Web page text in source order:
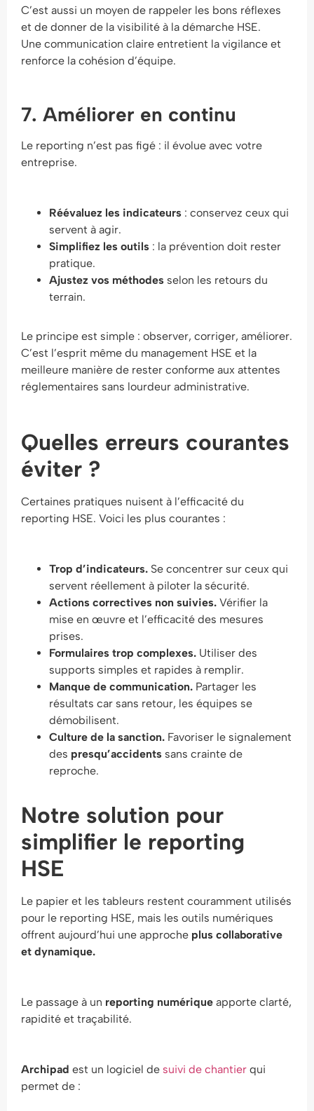
C’est aussi un moyen de rappeler les bons réflexes
et de donner de la visibilité à la démarche HSE.
Une communication claire entretient la vigilance et
renforce la cohésion d’équipe.
7. Améliorer en continu
Le reporting n’est pas figé : il évolue avec votre
entreprise.
Réévaluez les indicateurs : conservez ceux qui
servent à agir.
Simplifiez les outils : la prévention doit rester
pratique.
Ajustez vos méthodes selon les retours du
terrain.
Le principe est simple : observer, corriger, améliorer.
C’est l’esprit même du management HSE et la
meilleure manière de rester conforme aux attentes
réglementaires sans lourdeur administrative.
Quelles erreurs courantes
éviter ?
Certaines pratiques nuisent à l’efficacité du
reporting HSE. Voici les plus courantes :
Trop d’indicateurs. Se concentrer sur ceux qui
servent réellement à piloter la sécurité.
Actions correctives non suivies. Vérifier la
mise en œuvre et l’efficacité des mesures
prises.
Formulaires trop complexes. Utiliser des
supports simples et rapides à remplir.
Manque de communication. Partager les
résultats car sans retour, les équipes se
démobilisent.
Culture de la sanction. Favoriser le signalement
des presqu’accidents sans crainte de
reproche.
Notre solution pour
simplifier le reporting
HSE
Le papier et les tableurs restent couramment utilisés
pour le reporting HSE, mais les outils numériques
offrent aujourd’hui une approche plus collaborative
et dynamique.
Le passage à un reporting numérique apporte clarté,
rapidité et traçabilité.
Archipad est un logiciel de suivi de chantier qui
permet de :